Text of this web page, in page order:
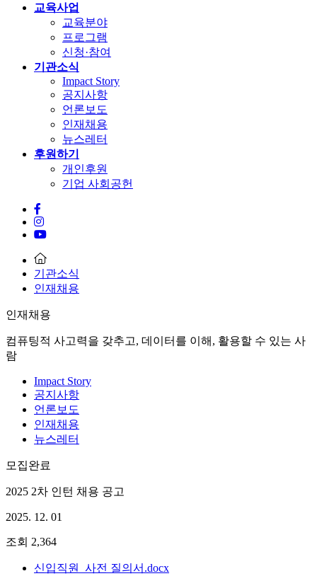
교육사업
교육분야
프로그램
신청·참여
기관소식
Impact Story
공지사항
언론보도
인재채용
뉴스레터
후원하기
개인후원
기업 사회공헌
기관소식
인재채용
인재채용
컴퓨팅적 사고력을 갖추고, 데이터를 이해, 활용할 수 있는 사
람
Impact Story
공지사항
언론보도
인재채용
뉴스레터
모집완료
2025 2차 인턴 채용 공고
2025. 12. 01
조회 2,364
신입직원_사전 질의서.docx